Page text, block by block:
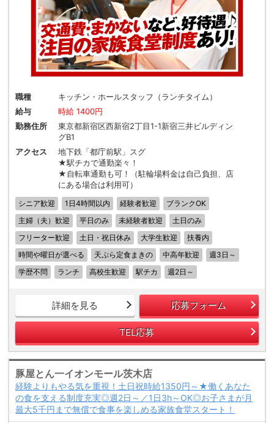
職種
キッチン・ホールスタッフ（ランチタイム）
給与
時給 1400円
勤務住所
東京都新宿区西新宿2丁目1-1新宿三井ビルディン
グB1
アクセス
地下鉄「都庁前駅」スグ
★駅チカで通勤楽々！
★自転車通勤も可！（駐輪場料金は自己負担、店
にある場合は利用可）
シニア歓迎 1日4時間以内 経験者歓迎
ブランクOK
主婦（夫）歓迎
平日のみ 未経験者歓迎
土日のみ
フリーター歓迎
土日・祝日休み 大学生歓迎
扶養内
時間や曜日が選べる
天ぷら定食まきの 中高年歓迎
週3日～
学歴不問
ランチ 高校生歓迎 駅チカ 週2日～
詳細を見る 応募フォーム
TEL応募
豚屋とん一イオンモール茨木店
経験よりもやる気を重視！土日祝時給1350円～★働くあなた
の食を支える制度充実◎週2日～／1日3h～OK◎お子さまが月
最大5千円まで無償で食事を楽しめる家族食堂スタート！